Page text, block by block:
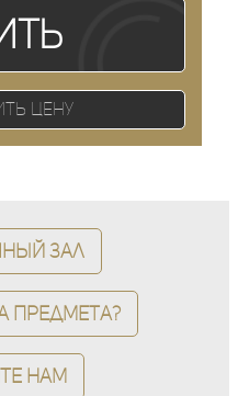
цену
зал
предмета?
нам